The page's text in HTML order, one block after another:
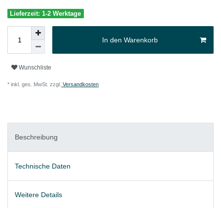
Lieferzeit: 1-2 Werktage
In den Warenkorb
Wunschliste
* inkl. ges. MwSt. zzgl. Versandkosten
Beschreibung
Technische Daten
Weitere Details